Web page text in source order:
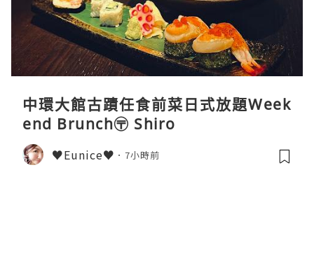
中環大館古蹟任食前菜日式放題Week
end Brunch〶 Shiro
♥Eunice♥ 7小時前